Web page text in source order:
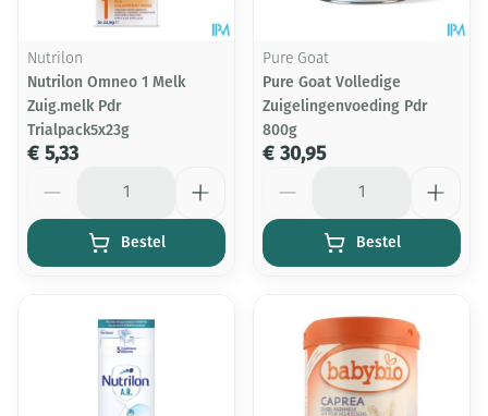
Nutrilon
Nutrilon Omneo 1 Melk
Zuig.melk Pdr
Trialpack5x23g
€ 5,33
Bestel
Pure Goat
Pure Goat Volledige
Zuigelingenvoeding Pdr
800g
€ 30,95
Bestel